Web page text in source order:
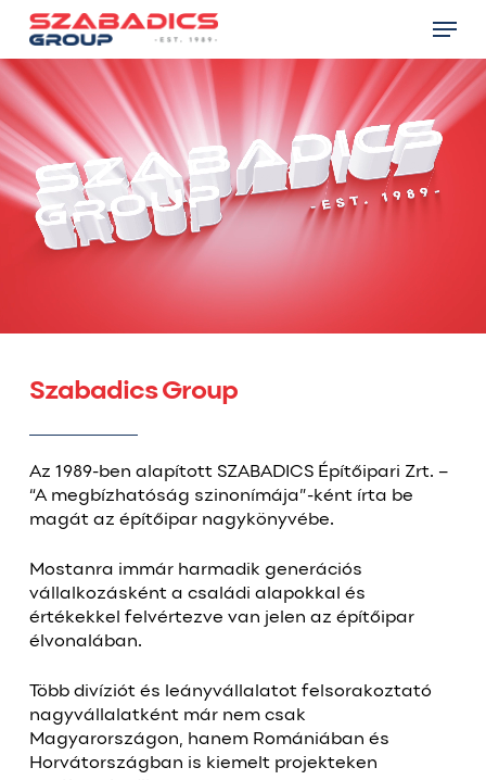
Skip
main
content
Szabadics Group
Az 1989-ben alapított SZABADICS Építőipari Zrt. –
“A megbízhatóság szinonímája”-ként írta be
magát az építőipar nagykönyvébe.
Mostanra immár harmadik generációs
vállalkozásként a családi alapokkal és
értékekkel felvértezve van jelen az építőipar
élvonalában.
Több divíziót és leányvállalatot felsorakoztató
nagyvállalatként már nem csak
Magyarországon, hanem Romániában és
Horvátországban is kiemelt projekteken
Close
Menu